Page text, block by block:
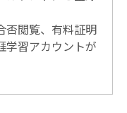
否閲覧、有料証明
学習アカウントが